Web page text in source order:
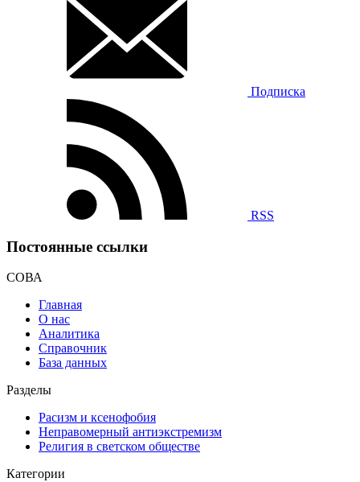
Подписка
RSS
Постоянные ссылки
СОВА
Главная
О нас
Аналитика
Справочник
База данных
Разделы
Расизм и ксенофобия
Неправомерный антиэкстремизм
Религия в светском обществе
Категории